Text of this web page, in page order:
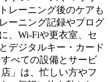
レーニング後のケアも
ーニング記録やプログ
、Wi-Fiや更衣室、セ
デジタルキー・カード
べての設備とサービ
」は、忙しい方やフ